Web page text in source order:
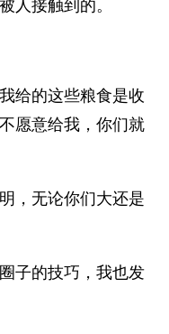
人接触到的。
给的这些粮食是收
愿意给我，你们就
，无论你们大还是
子的技巧，我也发